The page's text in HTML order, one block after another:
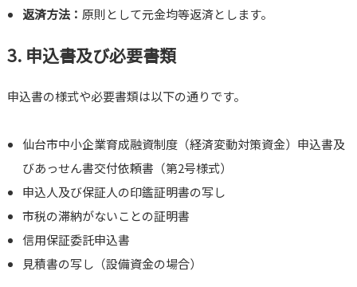
返済方法：原則として元金均等返済とします。
3. 申込書及び必要書類
申込書の様式や必要書類は以下の通りです。
仙台市中小企業育成融資制度（経済変動対策資金）申込書及
びあっせん書交付依頼書（第2号様式）
申込人及び保証人の印鑑証明書の写し
市税の滞納がないことの証明書
信用保証委託申込書
見積書の写し（設備資金の場合）